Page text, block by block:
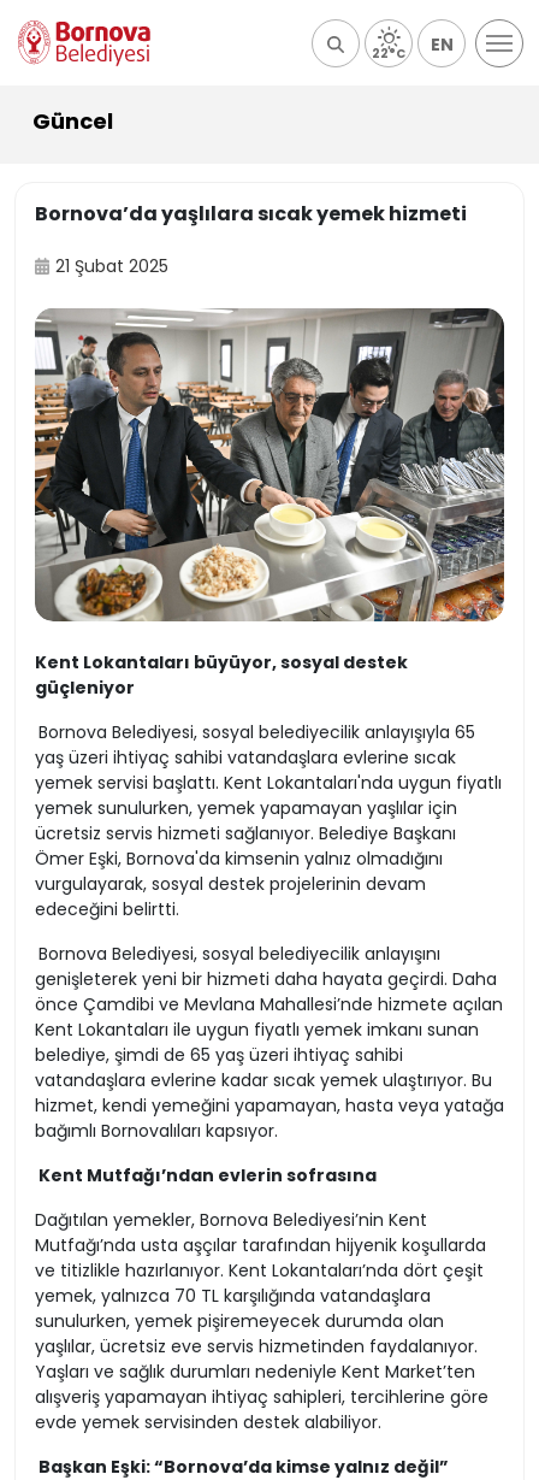
22°C EN
Güncel
Bornova’da yaşlılara sıcak yemek hizmeti
21 Şubat 2025
Kent Lokantaları büyüyor, sosyal destek
güçleniyor
Bornova Belediyesi, sosyal belediyecilik anlayışıyla 65
yaş üzeri ihtiyaç sahibi vatandaşlara evlerine sıcak
yemek servisi başlattı. Kent Lokantaları'nda uygun fiyatlı
yemek sunulurken, yemek yapamayan yaşlılar için
ücretsiz servis hizmeti sağlanıyor. Belediye Başkanı
Ömer Eşki, Bornova'da kimsenin yalnız olmadığını
vurgulayarak, sosyal destek projelerinin devam
edeceğini belirtti.
Bornova Belediyesi, sosyal belediyecilik anlayışını
genişleterek yeni bir hizmeti daha hayata geçirdi. Daha
önce Çamdibi ve Mevlana Mahallesi’nde hizmete açılan
Kent Lokantaları ile uygun fiyatlı yemek imkanı sunan
belediye, şimdi de 65 yaş üzeri ihtiyaç sahibi
vatandaşlara evlerine kadar sıcak yemek ulaştırıyor. Bu
hizmet, kendi yemeğini yapamayan, hasta veya yatağa
bağımlı Bornovalıları kapsıyor.
Kent Mutfağı’ndan evlerin sofrasına
Dağıtılan yemekler, Bornova Belediyesi’nin Kent
Mutfağı’nda usta aşçılar tarafından hijyenik koşullarda
ve titizlikle hazırlanıyor. Kent Lokantaları’nda dört çeşit
yemek, yalnızca 70 TL karşılığında vatandaşlara
sunulurken, yemek pişiremeyecek durumda olan
yaşlılar, ücretsiz eve servis hizmetinden faydalanıyor.
Yaşları ve sağlık durumları nedeniyle Kent Market’ten
alışveriş yapamayan ihtiyaç sahipleri, tercihlerine göre
evde yemek servisinden destek alabiliyor.
Başkan Eşki: “Bornova’da kimse yalnız değil”